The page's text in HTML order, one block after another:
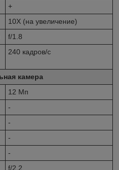
+
10X (на увеличение)
f/1.8
240 кадров/с
камера
12 Мп
-
-
-
-
f/2.2